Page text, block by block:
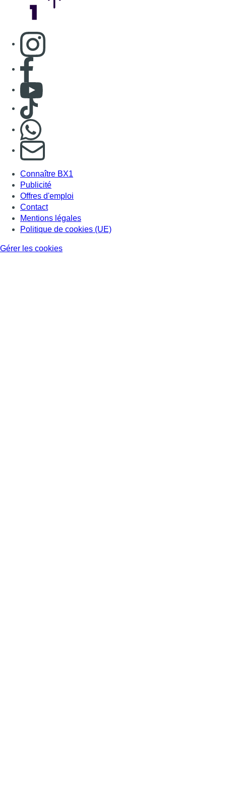
S'abonner à notre newsletter
Connaître BX1
Publicité
Offres d'emploi
Contact
Mentions légales
Politique de cookies (UE)
Gérer les cookies